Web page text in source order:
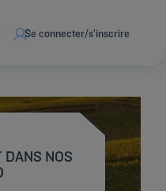
Se connecter/s’inscrire
DANS NOS